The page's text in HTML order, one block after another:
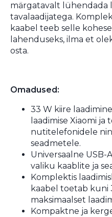
märgatavalt lühendada
tavalaadijatega.
kaabel teeb selle
lahenduseks, ilma et
osta.
Omadused:
33 W kiire
laadimise Xiaomi
nutitelefonidele
seadmetele.
Universaalne USB-
valiku kaablite ja
Komplektis
kaabel toetab kuni
maksimaalset
Kompaktne ja